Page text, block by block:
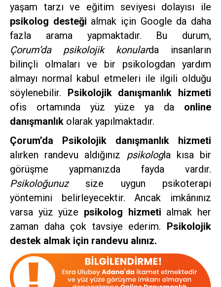
yaşam tarzı ve eğitim seviyesi dolayısı ile
psikolog desteği almak için Google da daha
fazla arama yapmaktadır. Bu durum,
Çorum’da psikolojik konularda insanların
bilinçli olmaları ve bir psikologdan yardım
almayı normal kabul etmeleri ile ilgili olduğu
söylenebilir. Psikolojik danışmanlık hizmeti
ofis ortamında yüz yüze ya da online
danışmanlık olarak yapılmaktadır.
Çorum’da Psikolojik danışmanlık hizmeti
alırken randevu aldığınız psikologla kısa bir
görüşme yapmanızda fayda vardır.
Psikoloğunuz size uygun psikoterapi
yöntemini belirleyecektir. Ancak imkânınız
varsa yüz yüze psikolog hizmeti almak her
zaman daha çok tavsiye ederim. Psikolojik
destek almak için randevu alınız.